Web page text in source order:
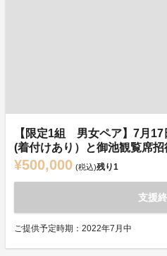
【限定1組 男女ペア】7月17
(着付けあり）と御池観覧席
¥500,000 (税込)残り1
支援
ご提供予定時期：2022年7月中